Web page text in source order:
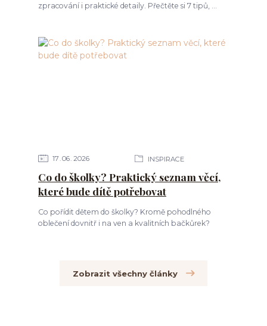
zpracování i praktické detaily. Přečtěte si 7 tipů, ...
17 06 2026 INSPIRACE
Co do školky? Praktický seznam věcí,
které bude dítě potřebovat
Co pořídit dětem do školky? Kromě pohodlného
oblečení dovnitř i na ven a kvalitních bačkůrek?
Zobrazit všechny články